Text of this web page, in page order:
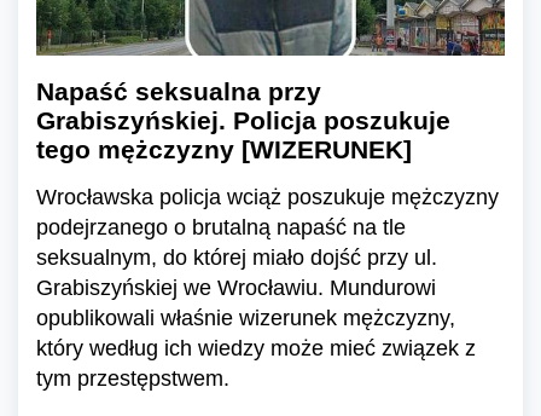
Napaść seksualna przy
Grabiszyńskiej. Policja poszukuje
tego mężczyzny [WIZERUNEK]
Wrocławska policja wciąż poszukuje mężczyzny
podejrzanego o brutalną napaść na tle
seksualnym, do której miało dojść przy ul.
Grabiszyńskiej we Wrocławiu. Mundurowi
opublikowali właśnie wizerunek mężczyzny,
który według ich wiedzy może mieć związek z
tym przestępstwem.